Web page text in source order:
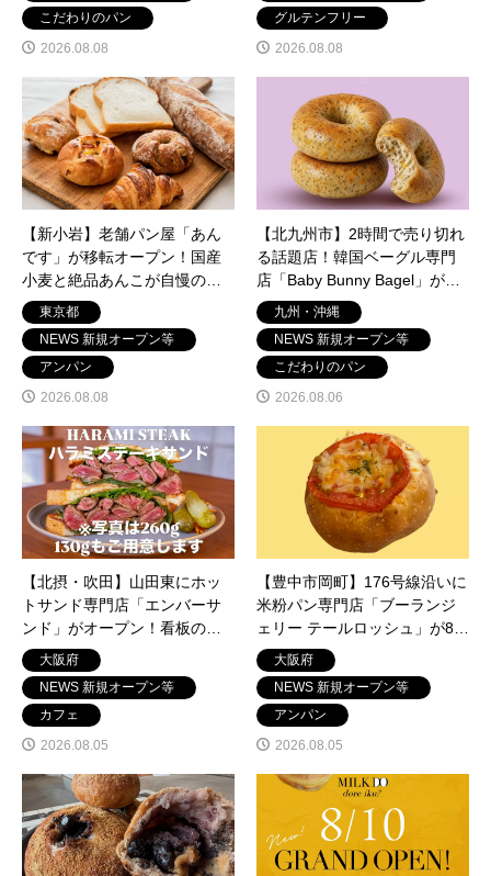
こだわりのパン
2026.08.08
グルテンフリー
2026.08.08
【新小岩】老舗パン屋「あん
です」が移転オープン！国産
小麦と絶品あんこが自慢の
「あんです 江戸川松島店」最
新情報
東京都
NEWS 新規オープン等
アンパン
2026.08.08
【北九州市】2時間で売り切れ
る話題店！韓国ベーグル専門
店「Baby Bunny Bagel」が小
倉井堀に2号店をオープン！
九州・沖縄
NEWS 新規オープン等
こだわりのパン
2026.08.06
【北摂・吹田】山田東にホッ
トサンド専門店「エンバーサ
ンド」がオープン！看板のハ
ラミステーキサンドがすごい
ボリューム！
大阪府
NEWS 新規オープン等
カフェ
2026.08.05
【豊中市岡町】176号線沿いに
米粉パン専門店「ブーランジ
ェリー テールロッシュ」が8月
14日オープン！注目のトマテ
ィーナ
大阪府
NEWS 新規オープン等
アンパン
2026.08.05